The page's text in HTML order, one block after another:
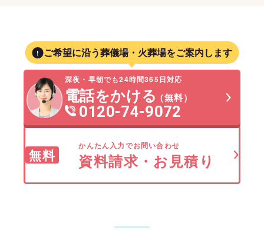
ご希望に沿う葬儀場・火葬場をご案内します
深夜・早朝でも24時間365日対応
電話をかける（無料）
0120-74-9072
無料
かんたん入力でお問い合わせ
資料請求・お見積り